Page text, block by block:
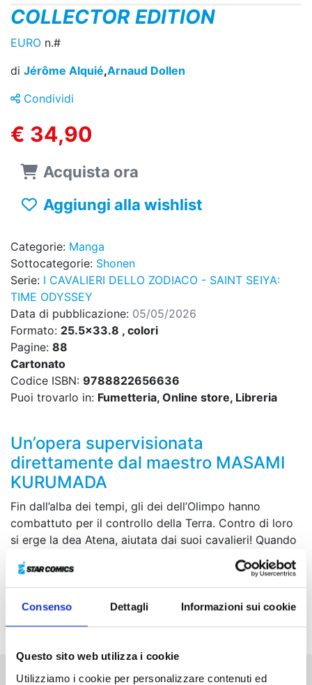
Consenso Dettagli Informazioni sui cookie
Questo sito web utilizza i cookie
Utilizziamo i cookie per personalizzare contenuti ed
COLLECTOR EDITION
EURO n.#
di Jérôme Alquié,Arnaud Dollen
Condividi
€ 34,90
Acquista ora
Aggiungi alla wishlist
Categorie: Manga
Sottocategorie: Shonen
Serie: I CAVALIERI DELLO ZODIACO - SAINT SEIYA:
TIME ODYSSEY
Data di pubblicazione: 05/05/2026
Formato: 25.5x33.8 , colori
Pagine: 88
Cartonato
Codice ISBN: 9788822656636
Puoi trovarlo in: Fumetteria, Online store, Libreria
Un’opera supervisionata
direttamente dal maestro MASAMI
KURUMADA
Fin dall’alba dei tempi, gli dei dell’Olimpo hanno
combattuto per il controllo della Terra. Contro di loro
si erge la dea Atena, aiutata dai suoi cavalieri! Quando
un nuovo avversario entra in scena, il futuro stesso dei
Cavalieri è in pericolo.
COLLECTOR EDITION con grande formato! Contiene